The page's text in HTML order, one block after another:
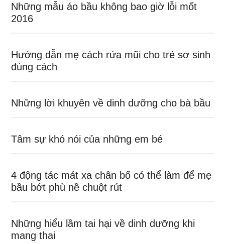
Những mẫu áo bầu không bao giờ lỗi mốt
2016
Hướng dẫn mẹ cách rửa mũi cho trẻ sơ sinh
đúng cách
Những lời khuyên về dinh dưỡng cho bà bầu
Tâm sự khó nói của những em bé
4 động tác mát xa chân bố có thể làm để mẹ
bầu bớt phù nề chuột rút
Những hiểu lầm tai hại về dinh dưỡng khi
mang thai